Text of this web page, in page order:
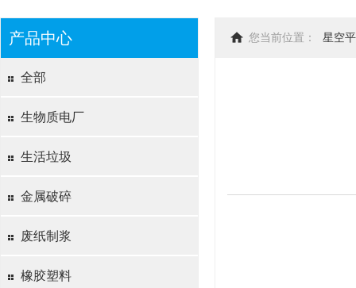
产品中心
全部
生物质电厂
生活垃圾
金属破碎
废纸制浆
橡胶塑料
您当前位置： 星空